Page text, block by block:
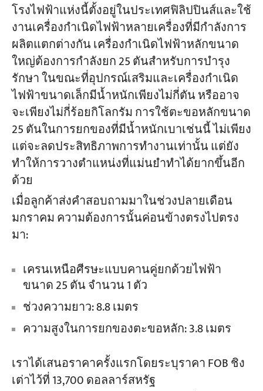
โครงการ
บล็อก
การใช้งาน
เกี่ยวกับเรา
ติดต่อเรา
โรงไฟฟ้าแห่งนี้ตั้งอยู่ในประเทศฟิลิปปินส์และใช้
งานเครื่องกำเนิดไฟฟ้าหลายเครื่องที่มีกำลังการ
ผลิตแตกต่างกัน เครื่องกำเนิดไฟฟ้าหลักขนาด
ใหญ่ต้องการกำลังยก 25 ตันสำหรับการบำรุง
รักษา ในขณะที่อุปกรณ์เสริมและเครื่องกำเนิด
ไฟฟ้าขนาดเล็กมีน้ำหนักเพียงไม่กี่ตัน หรืออาจ
จะเพียงไม่กี่ร้อยกิโลกรัม การใช้ตะขอหลักขนาด
25 ตันในการยกของที่มีน้ำหนักเบาเช่นนี้ ไม่เพียง
แต่จะลดประสิทธิภาพการทำงานเท่านั้น แต่ยัง
ทำให้การวางตำแหน่งที่แม่นยำทำได้ยากขึ้นอีก
ด้วย
เมื่อลูกค้าส่งคำสอบถามมาในช่วงปลายเดือน
มกราคม ความต้องการนั้นค่อนข้างตรงไปตรง
มา:
เครนเหนือศีรษะแบบคานคู่ยกด้วยไฟฟ้า
ขนาด 25 ตัน จำนวน 1 ตัว
ช่วงความยาว: 8.8 เมตร
ความสูงในการยกของตะขอหลัก: 3.8 เมตร
เราได้เสนอราคาครั้งแรกโดยระบุราคา FOB ชิง
เต่าไว้ที่ 13,700 ดอลลาร์สหรัฐ